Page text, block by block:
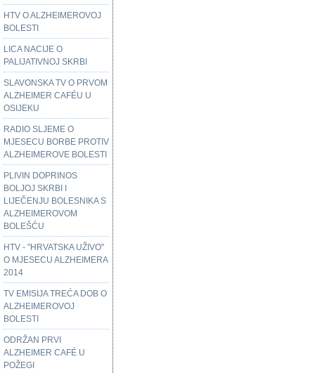
HTV O ALZHEIMEROVOJ
BOLESTI
LICA NACIJE O
PALIJATIVNOJ SKRBI
SLAVONSKA TV O PRVOM
ALZHEIMER CAFÉU U
OSIJEKU
RADIO SLJEME O
MJESECU BORBE PROTIV
ALZHEIMEROVE BOLESTI
PLIVIN DOPRINOS
BOLJOJ SKRBI I
LIJEČENJU BOLESNIKA S
ALZHEIMEROVOM
BOLEŠĆU
HTV - "HRVATSKA UŽIVO"
O MJESECU ALZHEIMERA
2014
TV EMISIJA TREĆA DOB O
ALZHEIMEROVOJ
BOLESTI
ODRŽAN PRVI
ALZHEIMER CAFÉ U
POŽEGI